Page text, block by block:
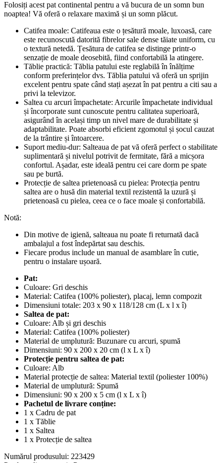
Folosiți acest pat continental pentru a vă bucura de un somn bun
noaptea! Vă oferă o relaxare maximă și un somn plăcut.
Catifea moale: Catifeaua este o țesătură moale, luxoasă, care
este recunoscută datorită fibrelor sale dense tăiate uniform, cu
o textură netedă. Țesătura de catifea se distinge printr-o
senzație de moale deosebită, fiind confortabilă la atingere.
Tăblie practică: Tăblia patului este reglabilă în înălțime
conform preferințelor dvs. Tăblia patului vă oferă un sprijin
excelent pentru spate când stați așezat în pat pentru a citi sau a
privi la televizor.
Saltea cu arcuri împachetate: Arcurile împachetate individual
și încorporate sunt cunoscute pentru calitatea superioară,
asigurând în același timp un nivel mare de durabilitate și
adaptabilitate. Poate absorbi eficient zgomotul și șocul cauzat
de la trântire și întoarcere.
Suport mediu-dur: Salteaua de pat vă oferă perfect o stabilitate
suplimentară și nivelul potrivit de fermitate, fără a micșora
confortul. Așadar, este ideală pentru cei care dorm pe spate
sau pe burtă.
Protecție de saltea prietenoasă cu pielea: Protecția pentru
saltea are o husă din material textil rezistentă la uzură și
prietenoasă cu pielea, ceea ce o face moale și confortabilă.
Notă:
Din motive de igienă, salteaua nu poate fi returnată dacă
ambalajul a fost îndepărtat sau deschis.
Fiecare produs include un manual de asamblare în cutie,
pentru o instalare ușoară.
Pat:
Culoare: Gri deschis
Material: Catifea (100% poliester), placaj, lemn compozit
Dimensiuni totale: 203 x 90 x 118/128 cm (L x l x î)
Saltea de pat:
Culoare: Alb și gri deschis
Material: Catifea (100% poliester)
Material de umplutură: Buzunare cu arcuri, spumă
Dimensiuni: 90 x 200 x 20 cm (l x L x î)
Protecție pentru saltea de pat:
Culoare: Alb
Material protecție de saltea: Material textil (poliester 100%)
Material de umplutură: Spumă
Dimensiuni: 90 x 200 x 5 cm (l x L x î)
Pachetul de livrare conține:
1 x Cadru de pat
1 x Tăblie
1 x Saltea
1 x Protecție de saltea
Numărul produsului: 223429